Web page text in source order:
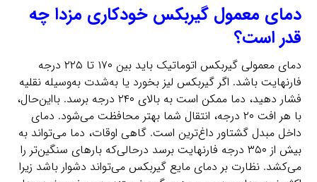
دمای معمول گیربکس خودکاری مزدا چه
قدر است؟
دمای معمولی گیربکس اتوماتیک باید بین ۱۷۰ تا ۲۲۵ درجه
فارنهایت باشد. اگر گیربکس لیز بخورد یا به‌شدت به‌وسیله نقلیه
فشار دهید، دما ممکن است به بالای ۲۴۰ درجه برسد. بااین‌حال،
با هر افت ۲۰ درجه، انتقال شما بهتر محافظت می‌شود. دمای
داخل مبدل گشتاور داغ‌ترین است. گاهی اوقات، دما می‌تواند به
بیش از ۳۵۰ درجه فارنهایت برسد درحالی‌که بارهای سنگین‌تر را
می‌کشد. نظارت بر دمای مایع گیربکس می‌تواند دشوار باشد زیرا